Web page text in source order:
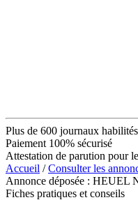
Plus de 600 journaux habilités
Paiement 100% sécurisé
Attestation de parution pour
Accueil /Consulter les
Annonce déposée : HEUEL
Fiches pratiques et conseils